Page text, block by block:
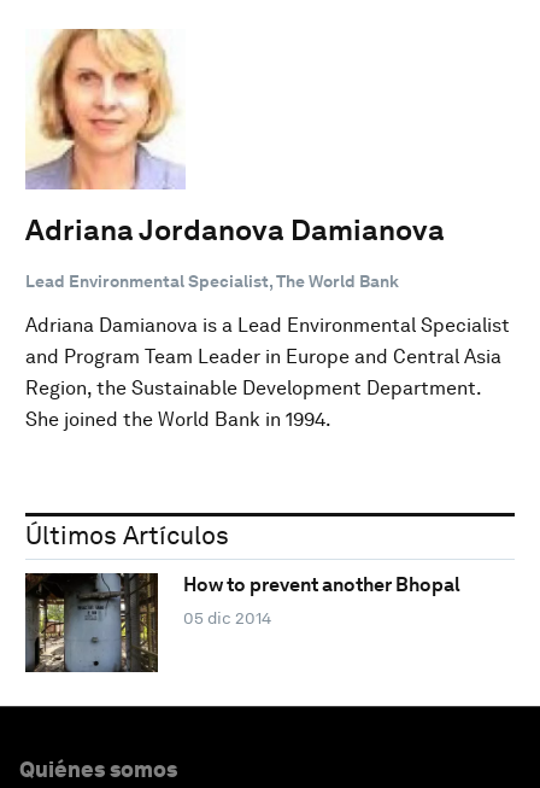
Adriana Jordanova Damianova
Lead Environmental Specialist, The World Bank
Adriana Damianova is a Lead Environmental Specialist
and Program Team Leader in Europe and Central Asia
Region, the Sustainable Development Department.
She joined the World Bank in 1994.
Últimos Artículos
How to prevent another Bhopal
05 dic 2014
Quiénes somos